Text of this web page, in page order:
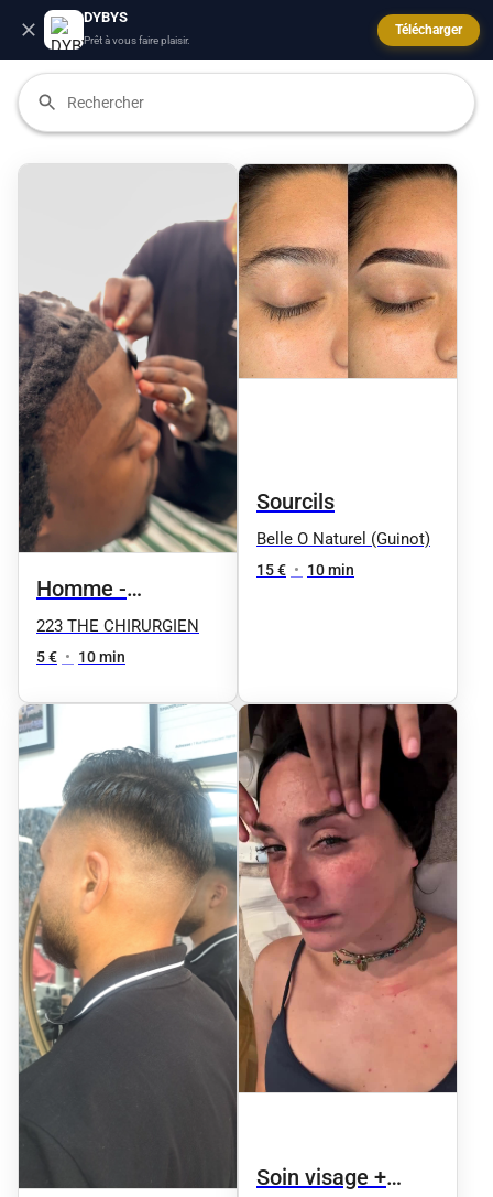
DYBYS
Prêt à vous faire plaisir.
Télécharger
Homme -
Contours
223 THE CHIRURGIEN
5 € • 10 min
Sourcils
Belle O Naturel (Guinot)
15 € • 10 min
Soin visage +